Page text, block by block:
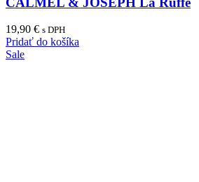
19,90 € s DPH
Pridať do košíka
Sale